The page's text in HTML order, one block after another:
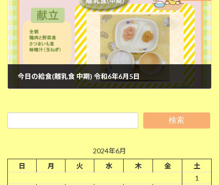
今日の給食(離乳食 中期) 令和6年6月5日
検索
2024年6月
日
月 火 水 木 金
土
1